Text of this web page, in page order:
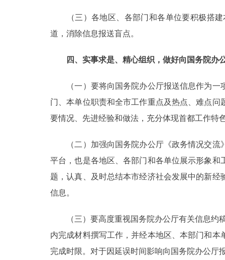
（三）各地区、各部门和各单位要积极搭建
道，消除信息报送盲点。
四、实事求是、精心组织，做好向国务院办
（一）要将向国务院办公厅报送信息作为一
门、本单位职责和全市工作重点及热点、难点
要情况、先进经验和做法，充分体现首都工作特
（二）加强向国务院办公厅《政务情况交流
平台，也是各地区、各部门和各单位展示形象
题，认真、及时总结本市经济社会发展中的新
信息。
（三）要高度重视国务院办公厅有关信息约稿
内完成材料撰写工作，并经本地区、本部门和
完成时限。对于因延误时间影响向国务院办公厅